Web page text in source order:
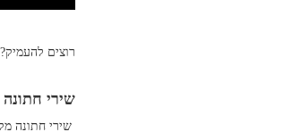
רוצים
שירי
שירי חתונה